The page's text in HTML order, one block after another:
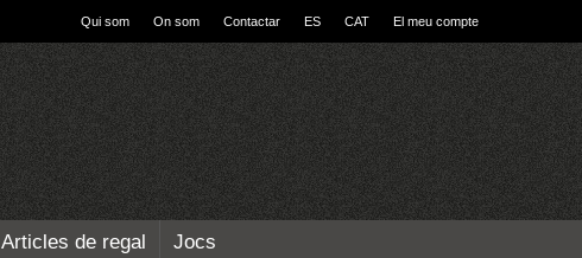
Qui som On som Contactar ES CAT El meu compte
Articles de regal Jocs